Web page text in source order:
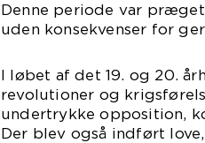
Denne periode var
uden konsekvenser for
I løbet af det 19. og 20.
revolutioner og
undertrykke opposition,
Der blev også indført